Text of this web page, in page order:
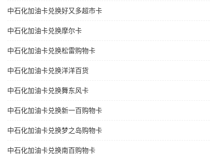
中石化加油卡兑换好又多超市卡
中石化加油卡兑换摩尔卡
中石化加油卡兑换松雷购物卡
中石化加油卡兑换洋洋百货
中石化加油卡兑换舞东风卡
中石化加油卡兑换新一百购物卡
中石化加油卡兑换梦之岛购物卡
中石化加油卡兑换南百购物卡